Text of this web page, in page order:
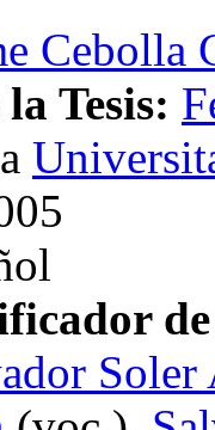
Cebolla
Tesis:
de